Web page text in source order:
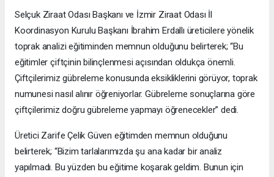
Selçuk Ziraat Odası Başkanı ve İzmir Ziraat Odası İl
Koordinasyon Kurulu Başkanı İbrahim Erdallı üreticilere yönelik
toprak analizi eğitiminden memnun olduğunu belirterek; “Bu
eğitimler çiftçinin bilinçlenmesi açısından oldukça önemli.
Çiftçilerimiz gübreleme konusunda eksikliklerini görüyor, toprak
numunesi nasıl alınır öğreniyorlar. Gübreleme sonuçlarına göre
çiftçilerimiz doğru gübreleme yapmayı öğrenecekler” dedi.
Üretici Zarife Çelik Güven eğitimden memnun olduğunu
belirterek; “Bizim tarlalarımızda şu ana kadar bir analiz
yapılmadı. Bu yüzden bu eğitime koşarak geldim. Bunun için